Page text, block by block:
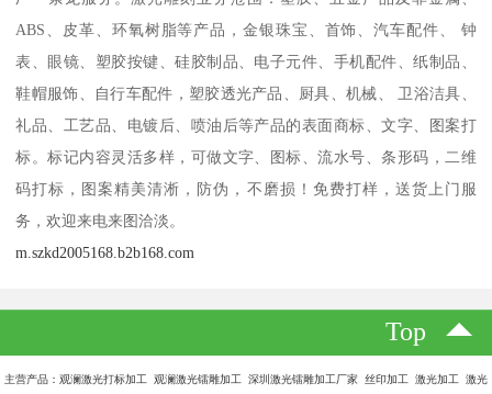
ABS、皮革、环氧树脂等产品，金银珠宝、首饰、汽车配件、 钟
表、眼镜、塑胶按键、硅胶制品、电子元件、手机配件、纸制品、
鞋帽服饰、自行车配件，塑胶透光产品、厨具、机械、 卫浴洁具、
礼品、工艺品、电镀后、喷油后等产品的表面商标、文字、图案打
标。标记内容灵活多样，可做文字、图标、流水号、条形码，二维
码打标，图案精美清淅，防伪，不磨损！免费打样，送货上门服
务，欢迎来电来图洽淡。
m.szkd2005168.b2b168.com
Top
主营产品：观澜激光打标加工 观澜激光镭雕加工 深圳激光镭雕加工厂家 丝印加工 激光加工 激光